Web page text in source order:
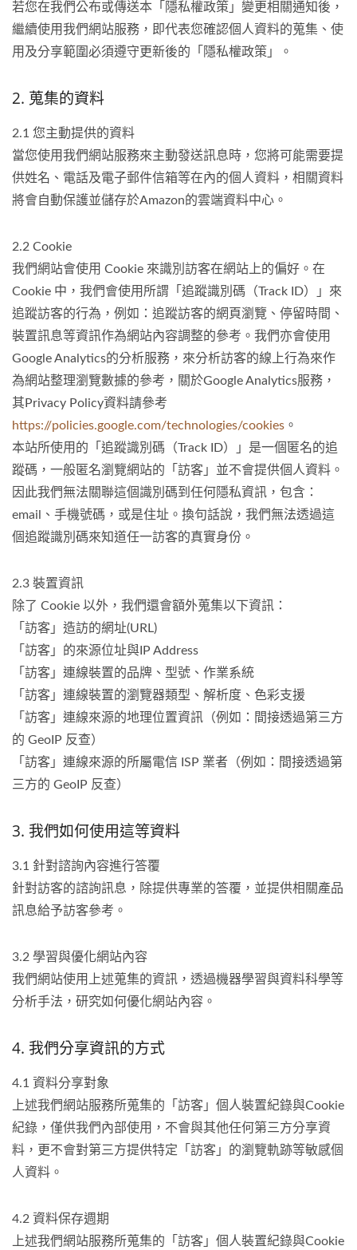
若您在我們公布或傳送本「隱私權政策」變更相關通知後，
繼續使用我們網站服務，即代表您確認個人資料的蒐集、使
用及分享範圍必須遵守更新後的「隱私權政策」。
2. 蒐集的資料
2.1 您主動提供的資料
當您使用我們網站服務來主動發送訊息時，您將可能需要提
供姓名、電話及電子郵件信箱等在內的個人資料，相關資料
將會自動保護並儲存於Amazon的雲端資料中心。
2.2 Cookie
我們網站會使用 Cookie 來識別訪客在網站上的偏好。在
Cookie 中，我們會使用所謂「追蹤識別碼（Track ID）」來
追蹤訪客的行為，例如：追蹤訪客的網頁瀏覽、停留時間、
裝置訊息等資訊作為網站內容調整的參考。我們亦會使用
Google Analytics的分析服務，來分析訪客的線上行為來作
為網站整理瀏覽數據的參考，關於Google Analytics服務，
其Privacy Policy資料請參考
https://policies.google.com/technologies/cookies 。
本站所使用的「追蹤識別碼（Track ID）」是一個匿名的追
蹤碼，一般匿名瀏覽網站的「訪客」並不會提供個人資料。
因此我們無法關聯這個識別碼到任何隱私資訊，包含：
email、手機號碼，或是住址。換句話說，我們無法透過這
個追蹤識別碼來知道任一訪客的真實身份。
2.3 裝置資訊
除了 Cookie 以外，我們還會額外蒐集以下資訊：
「訪客」造訪的網址(URL)
「訪客」的來源位址與IP Address
「訪客」連線裝置的品牌、型號、作業系統
「訪客」連線裝置的瀏覽器類型、解析度、色彩支援
「訪客」連線來源的地理位置資訊（例如：間接透過第三方
的 GeoIP 反查）
「訪客」連線來源的所屬電信 ISP 業者（例如：間接透過第
三方的 GeoIP 反查）
3. 我們如何使用這等資料
3.1 針對諮詢內容進行答覆
針對訪客的諮詢訊息，除提供專業的答覆，並提供相關產品
訊息給予訪客參考。
3.2 學習與優化網站內容
我們網站使用上述蒐集的資訊，透過機器學習與資料科學等
分析手法，研究如何優化網站內容。
4. 我們分享資訊的方式
4.1 資料分享對象
上述我們網站服務所蒐集的「訪客」個人裝置紀錄與Cookie
紀錄，僅供我們內部使用，不會與其他任何第三方分享資
料，更不會對第三方提供特定「訪客」的瀏覽軌跡等敏感個
人資料。
4.2 資料保存週期
上述我們網站服務所蒐集的「訪客」個人裝置紀錄與Cookie